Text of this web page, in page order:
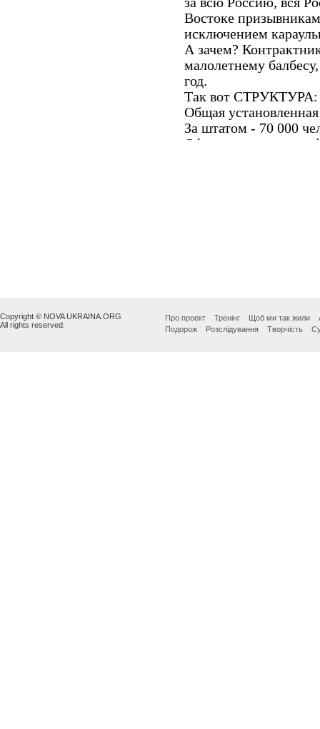
Copyright © NOVA UKRAINA.ORG
All rights reserved.
Про проект Тренінг Щоб ми так жили
Подорож
Розслідування Творчість